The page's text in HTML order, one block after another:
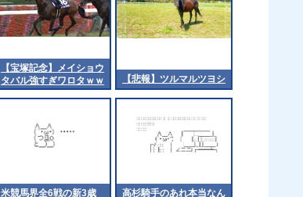
【宝塚記念】メイショウ
タバル強すぎワロタｗｗ
ｗ
【悲報】ツルマルツヨシ
米競馬界全6戦の新3歳
高杉騎手のあれ本当なん